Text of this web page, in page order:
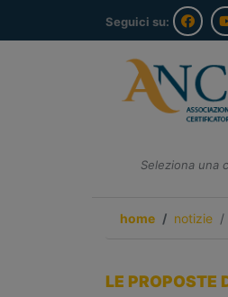
Seguici su:
Seleziona una
home notizie
LE